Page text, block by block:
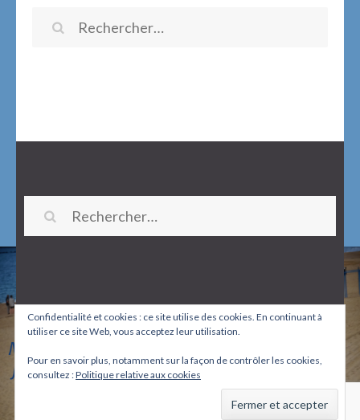
Rechercher :
Rechercher :
© 2026 G1Coach
Spa and Salon | Developed ByRara Themes. Propulsé
WordPress.
Confidentialité et cookies : ce site utilise des cookies. En continuant à
utiliser ce site Web, vous acceptez leur utilisation.
Pour en savoir plus, notamment sur la façon de contrôler les cookies,
consultez :Politique relative aux cookies